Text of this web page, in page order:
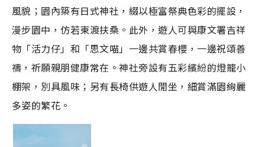
風貌；園內築有日式神社，綴以極富祭典色彩的擺設，
漫步園中，仿若東渡扶桑。此外，遊人可與康文署吉祥
物「活力仔」和「思文喵」一邊共賞春櫻，一邊祝頌善
禱，祈願親朋健康常在。神社旁設有五彩繽紛的燈籠小
棚架，別具風味；另有長椅供遊人閒坐，細賞滿園絢麗
多姿的繁花。